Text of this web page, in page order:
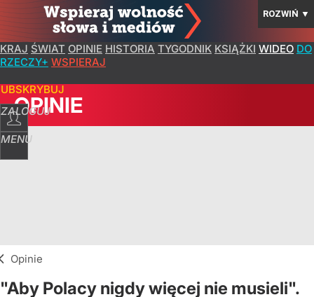
ROZWIŃ ▼
KRAJ ŚWIAT OPINIE HISTORIA TYGODNIK KSIĄŻKI WIDEO DO
RZECZY+ WSPIERAJ
ZALOGUJ
MENU
OPINIE
Opinie
"Aby Polacy nigdy więcej nie musieli".